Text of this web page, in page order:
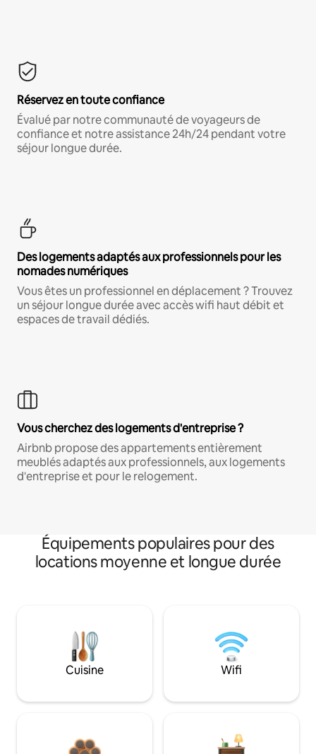
Réservez en toute confiance
Évalué par notre communauté de voyageurs de
confiance et notre assistance 24h/24 pendant votre
séjour longue durée.
Des logements adaptés aux professionnels pour les
nomades numériques
Vous êtes un professionnel en déplacement ? Trouvez
un séjour longue durée avec accès wifi haut débit et
espaces de travail dédiés.
Vous cherchez des logements d'entreprise ?
Airbnb propose des appartements entièrement
meublés adaptés aux professionnels, aux logements
d'entreprise et pour le relogement.
Équipements populaires pour des
locations moyenne et longue durée
Cuisine Wifi